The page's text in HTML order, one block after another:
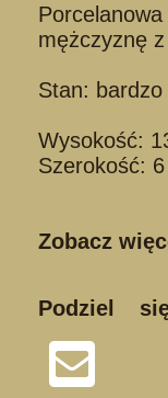
mężczyznę
Stan:
Wysokość:
Szerokość:
Zobacz
Podziel